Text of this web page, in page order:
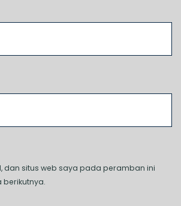
dan situs web saya pada peramban ini
berikutnya.